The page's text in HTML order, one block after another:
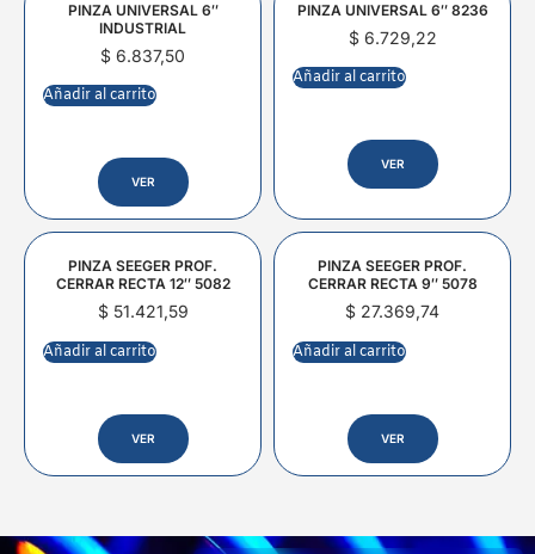
PINZA UNIVERSAL 6″
INDUSTRIAL
$ 6.837,50
Añadir al carrito
VER
PINZA UNIVERSAL 6″ 8236
$6.729,22
Añadir al carrito
VER
PINZA SEEGER PROF.
CERRAR RECTA 12″ 5082
$51.421,59
Añadir al carrito
VER
PINZA SEEGER PROF.
CERRAR RECTA 9″ 5078
$ 27.369,74
Añadir al carrito
VER